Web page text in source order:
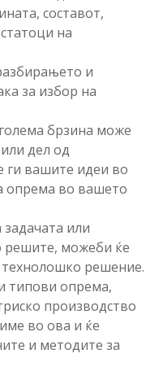
составот,
на
и
за избор на
брзина може
дел од
ги вашите идеи во
опрема во вашето
или
решите, можеби ќе
решение.
типови опрема,
производство
во ова и ќе
и методите за